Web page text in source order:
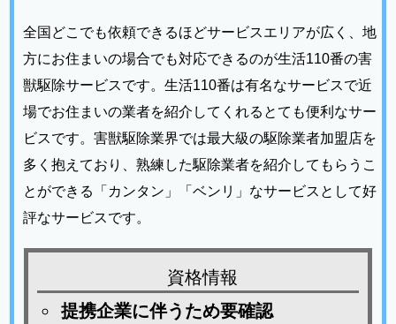
全国どこでも依頼できるほどサービスエリアが広く、地
方にお住まいの場合でも対応できるのが生活110番の害
獣駆除サービスです。生活110番は有名なサービスで近
場でお住まいの業者を紹介してくれるとても便利なサー
ビスです。害獣駆除業界では最大級の駆除業者加盟店を
多く抱えており、熟練した駆除業者を紹介してもらうこ
とができる「カンタン」「ベンリ」なサービスとして好
評なサービスです。
資格情報
提携企業に伴うため要確認